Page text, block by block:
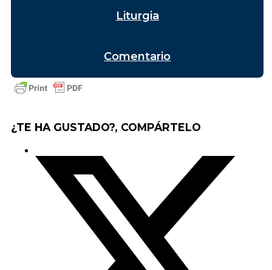
Liturgia
Comentario
¿TE HA GUSTADO?, COMPÁRTELO